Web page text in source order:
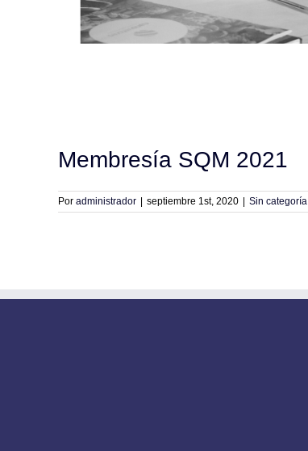
Membresía SQM 2021
Por administrador septiembre 1st, 2020 Sin categoría